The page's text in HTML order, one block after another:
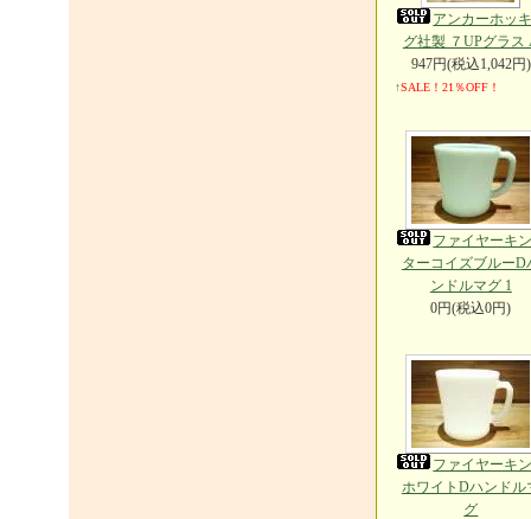
アンカーホッ
グ社製 ７UPグラス
947円(税込1,042円)
↑SALE！21％OFF！
ファイヤーキ
ターコイズブルーD
ンドルマグ 1
0円(税込0円)
ファイヤーキ
ホワイトDハンドル
グ